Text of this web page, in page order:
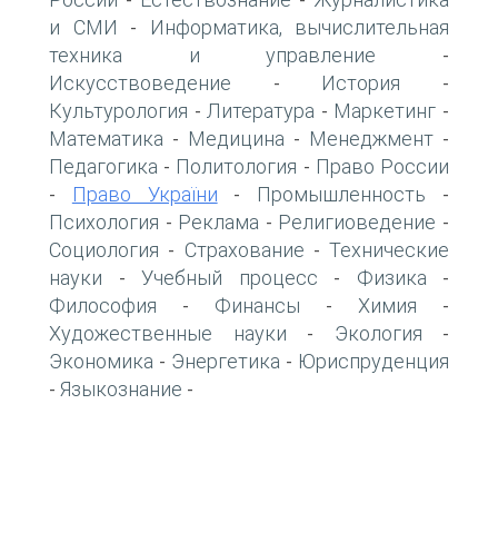
и СМИ -
Информатика, вычислительная
техника и управление -
Искусствоведение - История -
Культурология - Литература - Маркетинг -
Математика - Медицина - Менеджмент -
Педагогика - Политология - Право России
- Право України - Промышленность -
Психология - Реклама - Религиоведение -
Социология - Страхование - Технические
науки - Учебный процесс - Физика -
Философия - Финансы - Химия -
Художественные науки - Экология -
Экономика - Энергетика - Юриспруденция
- Языкознание -